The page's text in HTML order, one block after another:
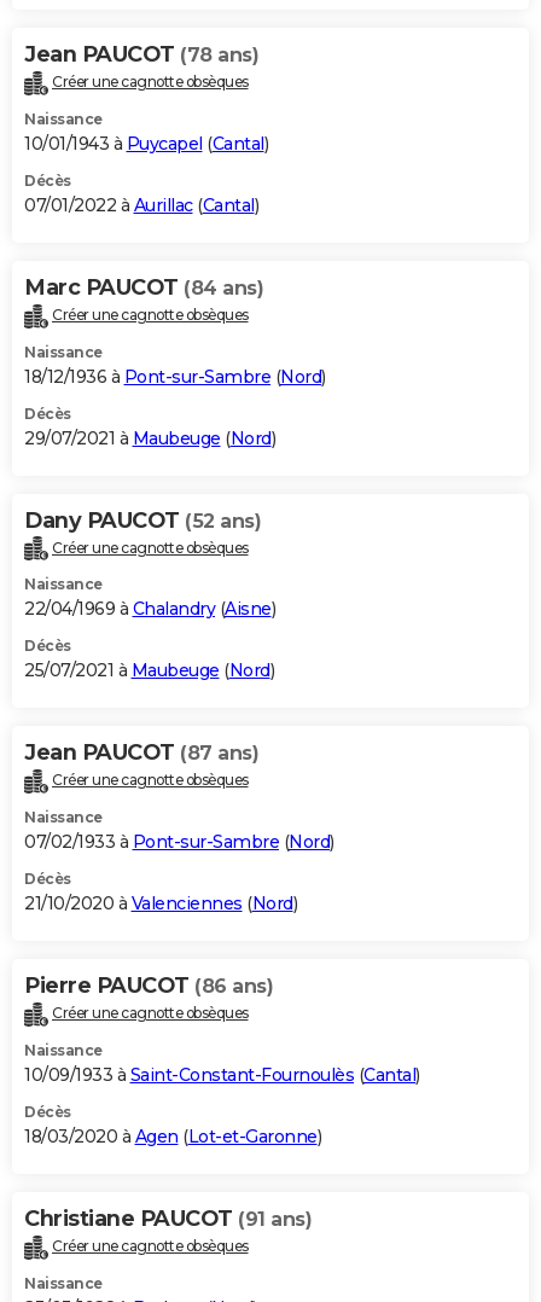
Jean PAUCOT (78 ans)
Créer une cagnotte obsèques
Naissance
10/01/1943 à Puycapel (Cantal)
Décès
07/01/2022 à Aurillac(Cantal)
Marc PAUCOT (84 ans)
Créer une cagnotte obsèques
Naissance
18/12/1936 à Pont-sur-Sambre (Nord)
Décès
29/07/2021 à Maubeuge (Nord)
Dany PAUCOT (52 ans)
Créer une cagnotte obsèques
Naissance
22/04/1969 à Chalandry(Aisne)
Décès
25/07/2021 à Maubeuge (Nord)
Jean PAUCOT (87 ans)
Créer une cagnotte obsèques
Naissance
07/02/1933 à Pont-sur-Sambre (Nord)
Décès
21/10/2020 à Valenciennes (Nord)
Pierre PAUCOT (86 ans)
Créer une cagnotte obsèques
Naissance
10/09/1933 à Saint-Constant-Fournoulès (Cantal)
Décès
18/03/2020 à Agen (Lot-et-Garonne)
Christiane PAUCOT (91 ans)
Créer une cagnotte obsèques
Naissance